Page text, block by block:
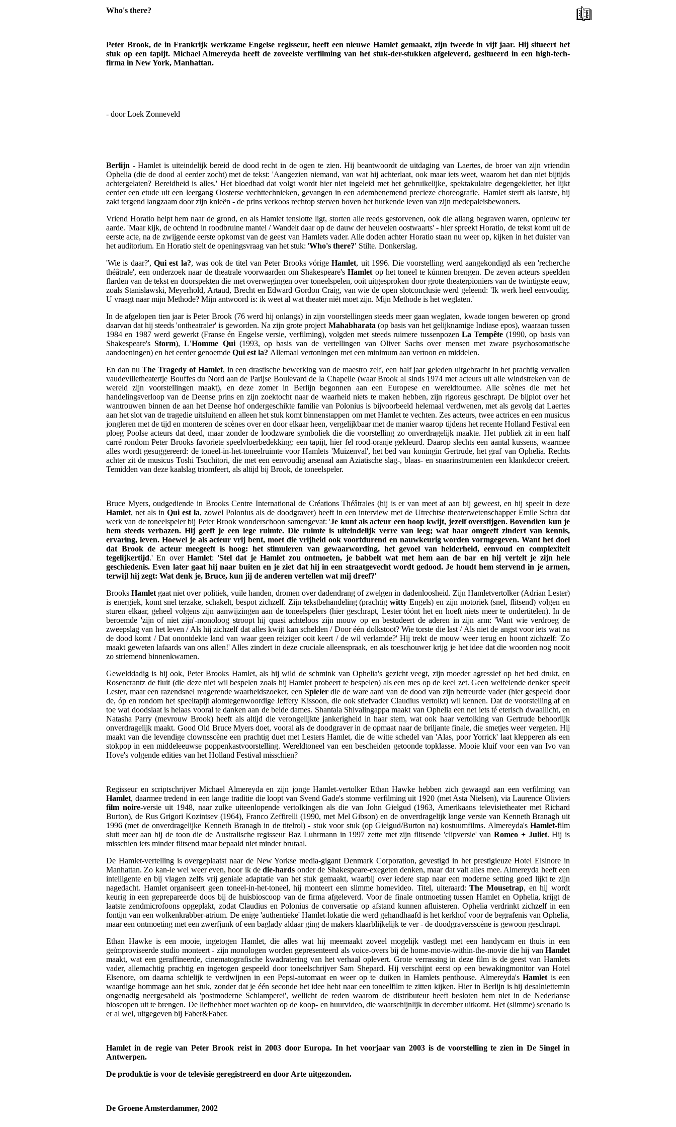
Who's there?
Peter Brook, de in Frankrijk werkzame Engelse regisseur, heeft een nieuwe Hamlet gemaakt, zijn tweede in vijf jaar. Hij situeert het
stuk op een tapijt. Michael Almereyda heeft de zoveelste verfilming van het stuk-der-stukken afgeleverd, gesitueerd in een high-tech-
firma in New York, Manhattan.
- door Loek Zonneveld
Berlijn -Hamlet is uiteindelijk bereid de dood recht in de ogen te zien. Hij beantwoordt de uitdaging van Laertes, de broer van zijn vriendin
Ophelia (die de dood al eerder zocht) met de tekst: 'Aangezien niemand, van wat hij achterlaat, ook maar iets weet, waarom het dan niet bijtijds
achtergelaten? Bereidheid is alles.' Het bloedbad dat volgt wordt hier niet ingeleid met het gebruikelijke, spektakulaire degengekletter, het lijkt
eerder een etude uit een leergang Oosterse vechttechnieken, gevangen in een adembenemend precieze choreografie. Hamlet sterft als laatste, hij
zakt tergend langzaam door zijn knieën - de prins verkoos rechtop sterven boven het hurkende leven van zijn medepaleisbewoners.
Vriend Horatio helpt hem naar de grond, en als Hamlet tenslotte ligt, storten alle reeds gestorvenen, ook die allang begraven waren, opnieuw ter
aarde. 'Maar kijk, de ochtend in roodbruine mantel / Wandelt daar op de dauw der heuvelen oostwaarts' - hier spreekt Horatio, de tekst komt uit de
eerste acte, na de zwijgende eerste opkomst van de geest van Hamlets vader. Alle doden achter Horatio staan nu weer op, kijken in het duister van
het auditorium. En Horatio stelt de openingsvraag van het stuk: 'Who's there?' Stilte. Donkerslag.
'Wie is daar?', Qui est la?, was ook de titel van Peter Brooks vórigeHamlet, uit 1996. Die voorstelling werd aangekondigd als een 'recherche
théâtrale', een onderzoek naar de theatrale voorwaarden om Shakespeare'sHamlet op het toneel te kúnnen brengen. De zeven acteurs speelden
flarden van de tekst en doorspekten die met overwegingen over toneelspelen, ooit uitgesproken door grote theaterpioniers van de twintigste eeuw,
zoals Stanislawski, Meyerhold, Artaud, Brecht en Edward Gordon Craig, van wie de open slotconclusie werd geleend: 'Ik werk heel eenvoudig.
U vraagt naar mijn Methode? Mijn antwoord is: ik weet al wat theater niét moet zijn. Mijn Methode is het weglaten.'
In de afgelopen tien jaar is Peter Brook (76 werd hij onlangs) in zijn voorstellingen steeds meer gaan weglaten, kwade tongen beweren op grond
daarvan dat hij steeds 'ontheatraler' is geworden. Na zijn grote project Mahabharata (op basis van het gelijknamige Indiase epos), waaraan tussen
1984 en 1987 werd gewerkt (Franse én Engelse versie, verfilming), volgden met steeds ruimere tussenpozen La Tempête (1990, op basis van
Shakespeare'sStorm),L'Homme Qui(1993, op basis van de vertellingen van Oliver Sachs over mensen met zware psychosomatische
aandoeningen) en het eerder genoemde Qui est la? Allemaal vertoningen met een minimum aan vertoon en middelen.
En dan nuThe Tragedy of Hamlet, in een drastische bewerking van de maestro zelf, een half jaar geleden uitgebracht in het prachtig vervallen
vaudevilletheatertje Bouffes du Nord aan de Parijse Boulevard de la Chapelle (waar Brook al sinds 1974 met acteurs uit alle windstreken van de
wereld zijn voorstellingen maakt), en deze zomer in Berlijn begonnen aan een Europese en wereldtournee. Alle scènes die met het
handelingsverloop van de Deense prins en zijn zoektocht naar de waarheid niets te maken hebben, zijn rigoreus geschrapt. De bijplot over het
wantrouwen binnen de aan het Deense hof ondergeschikte familie van Polonius is bijvoorbeeld helemaal verdwenen, met als gevolg dat Laertes
aan het slot van de tragedie uitsluitend en alleen het stuk komt binnenstappen om met Hamlet te vechten. Zes acteurs, twee actrices en een musicus
jongleren met de tijd en monteren de scènes over en door elkaar heen, vergelijkbaar met de manier waarop tijdens het recente Holland Festival een
ploeg Poolse acteurs dat deed, maar zonder de loodzware symboliek die die voorstelling zo onverdragelijk maakte. Het publiek zit in een half
carré rondom Peter Brooks favoriete speelvloerbedekking: een tapijt, hier fel rood-oranje gekleurd. Daarop slechts een aantal kussens, waarmee
alles wordt gesuggereerd: de toneel-in-het-toneelruimte voor Hamlets 'Muizenval', het bed van koningin Gertrude, het graf van Ophelia. Rechts
achter zit de musicus Toshi Tsuchitori, die met een eenvoudig arsenaal aan Aziatische slag-, blaas- en snaarinstrumenten een klankdecor creëert.
Temidden van deze kaalslag triomfeert, als altijd bij Brook, de toneelspeler.
Bruce Myers, oudgediende in Brooks Centre International de Créations Théâtrales (hij is er van meet af aan bij geweest, en hij speelt in deze
Hamlet, net als in Qui est la, zowel Polonius als de doodgraver) heeft in een interview met de Utrechtse theaterwetenschapper Emile Schra dat
werk van de toneelspeler bij Peter Brook wonderschoon samengevat: 'Je kunt als acteur een hoop kwijt, jezelf overstijgen. Bovendien kun je
hem steeds verbazen. Hij geeft je een lege ruimte. Die ruimte is uiteindelijk verre van leeg; wat haar omgeeft zindert van kennis,
ervaring, leven. Hoewel je als acteur vrij bent, moet die vrijheid ook voortdurend en nauwkeurig worden vormgegeven. Want het doel
dat Brook de acteur meegeeft is hoog: het stimuleren van gewaarwording, het gevoel van helderheid, eenvoud en complexiteit
tegelijkertijd.' En overHamlet: 'Stel dat je Hamlet zou ontmoeten, je babbelt wat met hem aan de bar en hij vertelt je zijn hele
geschiedenis. Even later gaat hij naar buiten en je ziet dat hij in een straatgevecht wordt gedood. Je houdt hem stervend in je armen,
terwijl hij zegt: Wat denk je, Bruce, kun jij de anderen vertellen wat mij dreef?'
BrooksHamlet gaat niet over politiek, vuile handen, dromen over dadendrang of zwelgen in dadenloosheid. Zijn Hamletvertolker (Adrian Lester)
is energiek, komt snel terzake, schakelt, bespot zichzelf. Zijn tekstbehandeling (prachtigwitty Engels) en zijn motoriek (snel, flitsend) volgen en
sturen elkaar, geheel volgens zijn aanwijzingen aan de toneelspelers (hier geschrapt, Lester tóónt het en hoeft niets meer te ondertitelen). In de
beroemde 'zijn of niet zijn'-monoloog stroopt hij quasi achteloos zijn mouw op en bestudeert de aderen in zijn arm: 'Want wie verdroeg de
zweepslag van het leven / Als hij zichzelf dat alles kwijt kan schelden / Door één dolkstoot? Wie torste die last / Als niet de angst voor iets wat na
de dood komt / Dat onontdekte land van waar geen reiziger ooit keert / de wil verlamde?' Hij trekt de mouw weer terug en hoont zichzelf: 'Zo
maakt geweten lafaards van ons allen!' Alles zindert in deze cruciale alleenspraak, en als toeschouwer krijg je het idee dat die woorden nog nooit
zo striemend binnenkwamen.
Gewelddadig is hij ook, Peter Brooks Hamlet, als hij wild de schmink van Ophelia's gezicht veegt, zijn moeder agressief op het bed drukt, en
Rosencrantz de fluit (die deze niet wil bespelen zoals hij Hamlet probeert te bespelen) als een mes op de keel zet. Geen weifelende denker speelt
Lester, maar een razendsnel reagerende waarheidszoeker, een Spielerdie de ware aard van de dood van zijn betreurde vader (hier gespeeld door
de, óp en rondom het speeltapijt alomtegenwoordige Jeffery Kissoon, die ook stiefvader Claudius vertolkt) wil kennen. Dat de voorstelling af en
toe wat doodslaat is helaas vooral te danken aan de beide dames. Shantala Shivalingappa maakt van Ophelia een net iets té eterisch dwaallicht, en
Natasha Parry (mevrouw Brook) heeft als altijd die verongelijkte jankerigheid in haar stem, wat ook haar vertolking van Gertrude behoorlijk
onverdragelijk maakt. Good Old Bruce Myers doet, vooral als de doodgraver in de opmaat naar de briljante finale, die smetjes weer vergeten. Hij
maakt van die levendige clownsscène een prachtig duet met Lesters Hamlet, die de witte schedel van 'Alas, poor Yorrick' laat klepperen als een
stokpop in een middeleeuwse poppenkastvoorstelling. Wereldtoneel van een bescheiden getoonde topklasse. Mooie kluif voor een van Ivo van
Hove's volgende edities van het Holland Festival misschien?
Regisseur en scriptschrijver Michael Almereyda en zijn jonge Hamlet-vertolker Ethan Hawke hebben zich gewaagd aan een verfilming van
Hamlet, daarmee tredend in een lange traditie die loopt van Svend Gade's stomme verfilming uit 1920 (met Asta Nielsen), via Laurence Oliviers
film noire-versie uit 1948, naar zulke uiteenlopende vertolkingen als die van John Gielgud (1963, Amerikaans televisietheater met Richard
Burton), de Rus Grigori Kozintsev (1964), Franco Zeffirelli (1990, met Mel Gibson) en de onverdragelijk lange versie van Kenneth Branagh uit
1996 (met de onverdragelijke Kenneth Branagh in de titelrol) - stuk voor stuk (op Gielgud/Burton na) kostuumfilms. Almereyda's Hamlet-film
sluit meer aan bij de toon die de Australische regisseur Baz Luhrmann in 1997 zette met zijn flitsende 'clipversie' vanRomeo + Juliet. Hij is
misschien iets minder flitsend maar bepaald niet minder brutaal.
De Hamlet-vertelling is overgeplaatst naar de New Yorkse media-gigant Denmark Corporation, gevestigd in het prestigieuze Hotel Elsinore in
Manhattan. Zo kan-ie wel weer even, hoor ik dedie-hards onder de Shakespeare-exegeten denken, maar dat valt alles mee. Almereyda heeft een
intelligente en bij vlagen zelfs vrij geniale adaptatie van het stuk gemaakt, waarbij over iedere stap naar een moderne setting goed lijkt te zijn
nagedacht. Hamlet organiseert geen toneel-in-het-toneel, hij monteert een slimme homevideo. Titel, uiteraard:The Mousetrap, en hij wordt
keurig in een geprepareerde doos bij de huisbioscoop van de firma afgeleverd. Voor de finale ontmoeting tussen Hamlet en Ophelia, krijgt de
laatste zendmicrofoons opgeplakt, zodat Claudius en Polonius de conversatie op afstand kunnen afluisteren. Ophelia verdrinkt zichzelf in een
fontijn van een wolkenkrabber-atrium. De enige 'authentieke' Hamlet-lokatie die werd gehandhaafd is het kerkhof voor de begrafenis van Ophelia,
maar een ontmoeting met een zwerfjunk of een baglady aldaar ging de makers klaarblijkelijk te ver - de doodgraversscène is gewoon geschrapt.
Ethan Hawke is een mooie, ingetogen Hamlet, die alles wat hij meemaakt zoveel mogelijk vastlegt met een handycam en thuis in een
geïmproviseerde studio monteert - zijn monologen worden gepresenteerd als voice-overs bij de home-movie-within-the-movie die hij van Hamlet
maakt, wat een geraffineerde, cinematografische kwadratering van het verhaal oplevert. Grote verrassing in deze film is de geest van Hamlets
vader, allemachtig prachtig en ingetogen gespeeld door toneelschrijver Sam Shepard. Hij verschijnt eerst op een bewakingmonitor van Hotel
Elsenore, om daarna schielijk te verdwijnen in een Pepsi-automaat en weer op te duiken in Hamlets penthouse. Almereyda's Hamlet is een
waardige hommage aan het stuk, zonder dat je één seconde het idee hebt naar een toneelfilm te zitten kijken. Hier in Berlijn is hij desalniettemin
ongenadig neergesabeld als 'postmoderne Schlamperei', wellicht de reden waarom de distributeur heeft besloten hem niet in de Nederlanse
bioscopen uit te brengen. De liefhebber moet wachten op de koop- en huurvideo, die waarschijnlijk in december uitkomt. Het (slimme) scenario is
er al wel, uitgegeven bij Faber&Faber.
Hamlet in de regie van Peter Brook reist in 2003 door Europa. In het voorjaar van 2003 is de voorstelling te zien in De Singel in
Antwerpen.
De produktie is voor de televisie geregistreerd en door Arte uitgezonden.
De Groene Amsterdammer, 2002